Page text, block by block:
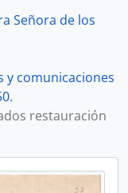
Señora de los
y comunicaciones
restauración